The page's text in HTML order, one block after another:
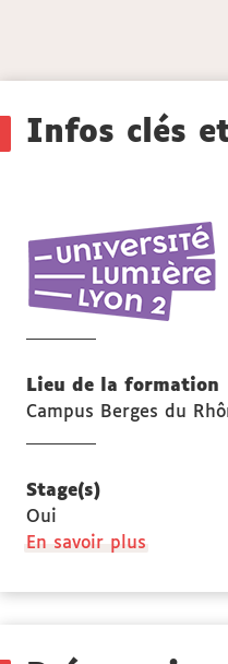
Infos clés
Lieu de la formation
Campus Berges du
Stage(s)
Oui
En savoir plus
des